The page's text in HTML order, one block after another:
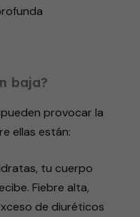
baja?
provocar la
ellas están:
tu cuerpo
Fiebre alta,
de diuréticos